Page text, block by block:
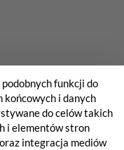
funkcji do
końcowych i danych
do celów takich
i elementów stron
integracja mediów